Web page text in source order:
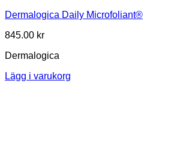
Dermalogica Daily Microfoliant®
845.00 kr
Dermalogica
Lägg i varukorg